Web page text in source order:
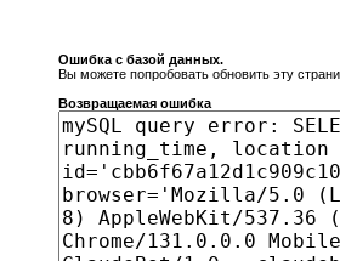
Ошибка с базой данных.
Вы можете попробовать обновить эту
Возвращаемая ошибка